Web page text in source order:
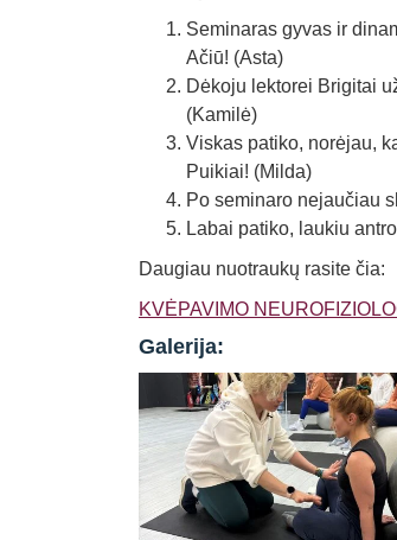
Seminaras gyvas ir
Ačiū! (Asta)
Dėkoju lektorei Brigitai
(Kamilė)
Viskas patiko, norėjau,
Puikiai! (Milda)
Po seminaro nejaučiau
Labai patiko, laukiu
Daugiau nuotraukų rasite čia:
KVĖPAVIMO
Galerija: